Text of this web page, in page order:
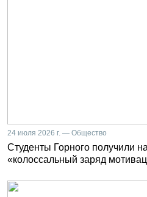
24 июля 2026 г. — Общество
Студенты Горного получили
«колоссальный заряд